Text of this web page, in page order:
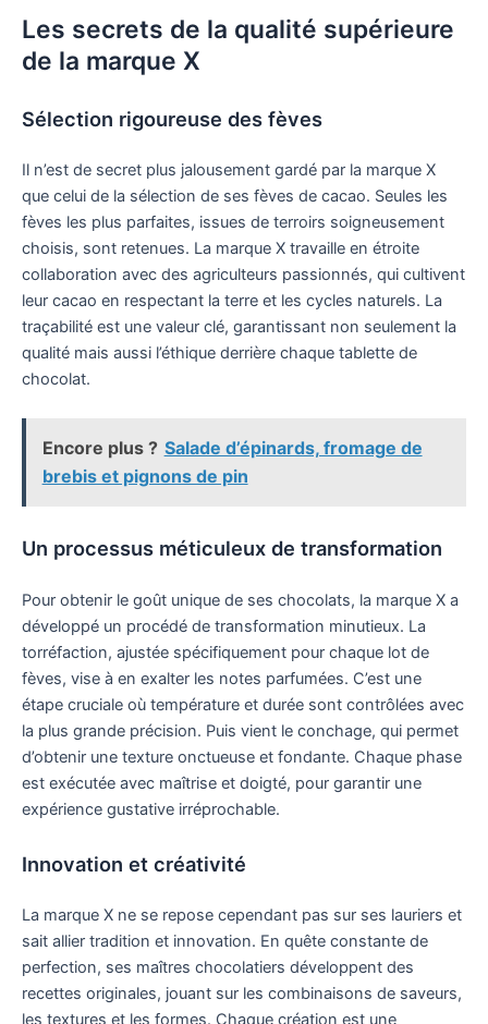
Les secrets de la qualité supérieure
de la marque X
Sélection rigoureuse des fèves
Il n’est de secret plus jalousement gardé par la marque X
que celui de la sélection de ses fèves de cacao. Seules les
fèves les plus parfaites, issues de terroirs soigneusement
choisis, sont retenues. La marque X travaille en étroite
collaboration avec des agriculteurs passionnés, qui cultivent
leur cacao en respectant la terre et les cycles naturels. La
traçabilité est une valeur clé, garantissant non seulement la
qualité mais aussi l’éthique derrière chaque tablette de
chocolat.
Encore plus ? Salade d’épinards, fromage de
brebis et pignons de pin
Un processus méticuleux de transformation
Pour obtenir le goût unique de ses chocolats, la marque X a
développé un procédé de transformation minutieux. La
torréfaction, ajustée spécifiquement pour chaque lot de
fèves, vise à en exalter les notes parfumées. C’est une
étape cruciale où température et durée sont contrôlées avec
la plus grande précision. Puis vient le conchage, qui permet
d’obtenir une texture onctueuse et fondante. Chaque phase
est exécutée avec maîtrise et doigté, pour garantir une
expérience gustative irréprochable.
Innovation et créativité
La marque X ne se repose cependant pas sur ses lauriers et
sait allier tradition et innovation. En quête constante de
perfection, ses maîtres chocolatiers développent des
recettes originales, jouant sur les combinaisons de saveurs,
les textures et les formes. Chaque création est une